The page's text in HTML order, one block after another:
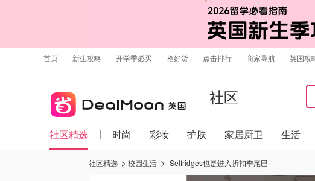
首页 新生攻略 开学季必买 抢好货 点击排行 商家导航 英国攻
社区
社区精选 时尚 彩妆 护肤 家居厨卫 生活
社区精选 校园生活 Selfridges也是进入折扣季尾巴